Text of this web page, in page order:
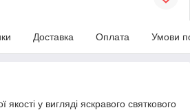
Доставка Оплата Умови
якості у вигляді яскравого святкового